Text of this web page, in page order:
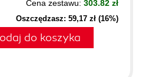
Cena zestawu: 303.82 zł
Oszczędzasz: 59,17 zł (16%)
do koszyka